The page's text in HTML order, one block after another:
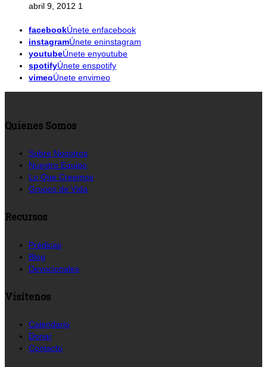
abril 9, 2012 1
facebookÚnete enfacebook
instagramÚnete eninstagram
youtubeÚnete enyoutube
spotifyÚnete enspotify
vimeoÚnete envimeo
Quienes Somos
Sobre Nosotros
Nuestro Equipo
Lo Que Creemos
Grupos de Vida
Recursos
Prédicas
Blog
Devocionales
Visítenos
Calendario
Donar
Contacto